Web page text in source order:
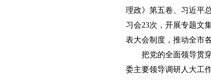
理政》第五卷、习近平
习会23次，开展专题文
表大会制度，推动全市
把党的全面领导贯
委主要领导调研人大工